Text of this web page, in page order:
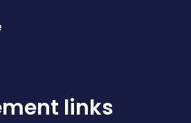
links